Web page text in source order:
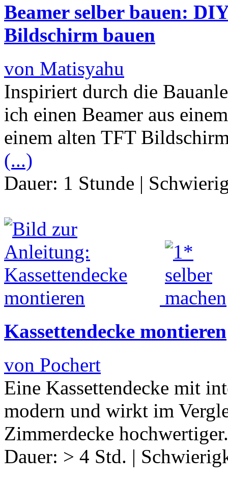
Beamer selber bauen:
Bildschirm bauen
von Matisyahu
Inspiriert durch die
ich einen Beamer aus
einem alten TFT
(...)
Dauer: 1 Stunde |
Kassettendecke montieren
von Pochert
Eine Kassettendecke mit
modern und wirkt im
Zimmerdecke
Dauer: > 4 Std. |